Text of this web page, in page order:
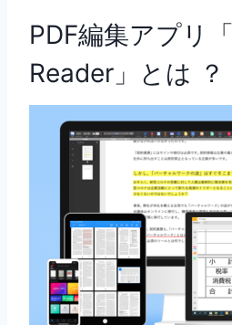
PDF編集アプリ「
Reader 」とは ？